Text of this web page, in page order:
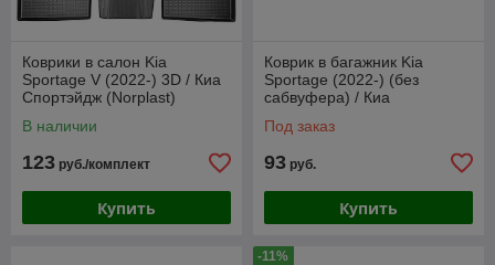
Коврики в салон Kia
Sportage V (2022-) 3D / Киа
Спортэйдж (Norplast)
В наличии
123 руб./комплект
Купить
Коврик в багажник Kia
Sportage (2022-) (без
сабвуфера) / Киа
Под заказ
93 руб.
Купить
-11%